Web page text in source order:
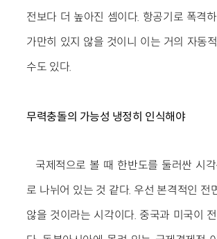
전보다 더 높아진 셈이다. 항공기로 폭격
가만히 있지 않을 것이니 이는 거의 자동
수도 있다.
무력충돌의 가능성 냉정히 인식해야
국제적으로 볼 때 한반도를 둘러싼 시
로 나뉘어 있는 것 같다. 우선 본격적인 전
않을 것이라는 시각이다. 중국과 미국이